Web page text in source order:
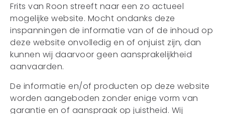
Frits van Roon streeft naar een zo actueel
mogelijke website. Mocht ondanks deze
inspanningen de informatie van of de inhoud op
deze website onvolledig en of onjuist zijn, dan
kunnen wij daarvoor geen aansprakelijkheid
aanvaarden.
De informatie en/of producten op deze website
worden aangeboden zonder enige vorm van
garantie en of aanspraak op juistheid. Wij